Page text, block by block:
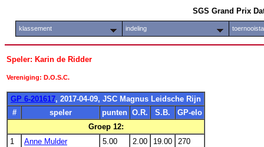
SGS Grand Prix
klassement indeling
Speler: Karin de Ridder
Vereniging: D.O.S.C.
GP 6-201617, 2017-04-09, JSC Magnus Leidsche Rijn
#
speler punten O.R. S.B.
GP-elo
Groep 12:
1
Anne Mulder 5.00 2.00 19.00
270